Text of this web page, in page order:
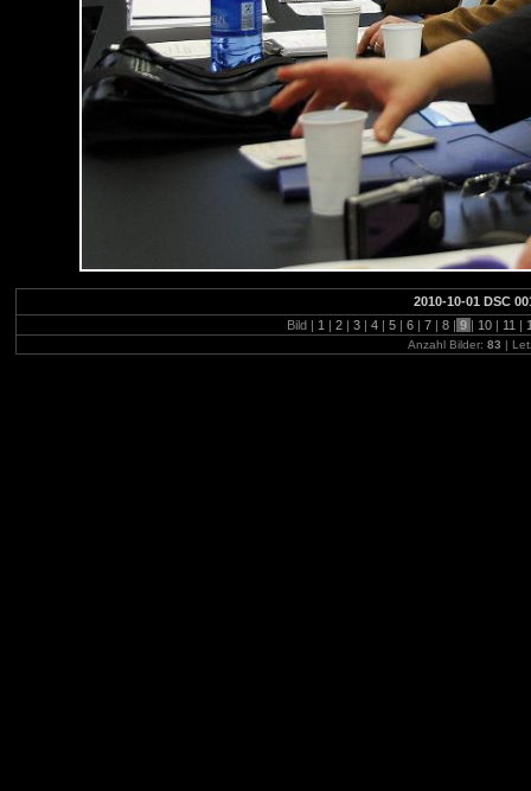
2010-10-01 DSC
Bild | 1 | 2 | 3 | 4 | 5 | 6 | 7 | 8 | 9 | 10 | 11 |
Anzahl Bilder:83 |